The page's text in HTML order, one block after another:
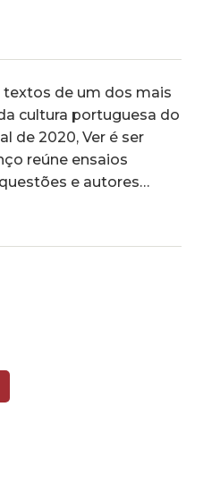
de um dos mais
cultura portuguesa do
de 2020, Ver é ser
reúne ensaios
e autores…